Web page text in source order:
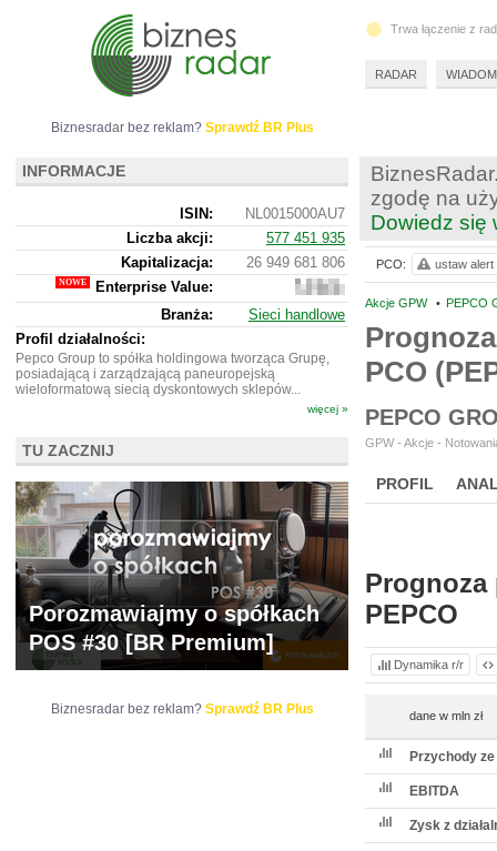
zgodę na
Dowiedz się
Akcje GPW • PEPCO
PCO
PEPCO
GPW - Akcje -
PROFIL
Prognoza
PEPCO
Dynamika r/r
dane w mln zł
Przychody
EBITDA
Zysk z
PCO: ustaw alert
Biznesradar bez reklam? Sprawdź BR Plus
INFORMACJE
ISIN:
NL0015000AU7
Liczba akcji:
577 451 935
Kapitalizacja:
26 949 681 806
Enterprise Value:
32
194
748
Branża:
Sieci handlowe
Profil działalności:
Pepco Group to spółka holdingowa tworząca Grupę,
posiadającą i zarządzającą paneuropejską
wieloformatową siecią dyskontowych sklepów...
więcej »
TU ZACZNIJ
Porozmawiajmy o spółkach
POS #30 [BR Premium]
Biznesradar bez reklam? Sprawdź BR Plus
Trwa łączenie z
RADAR